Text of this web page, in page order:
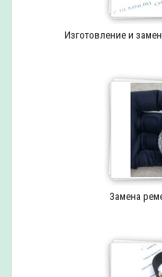
Изготовление и
Замена